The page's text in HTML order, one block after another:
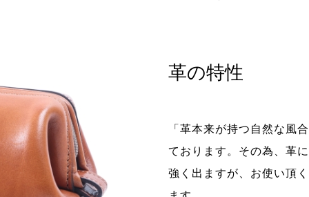
革の特性
「革本来が持つ自然な風
ております。その為、革
強く出ますが、お使い頂